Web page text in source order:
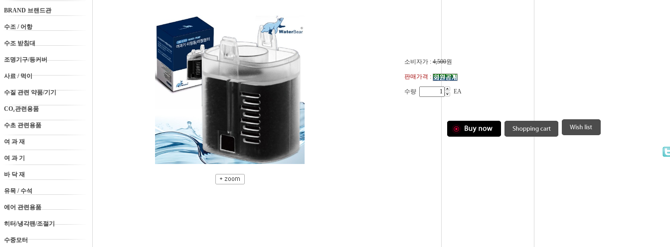
BRAND 브랜드관
수조 / 어항
수조 받침대
조명기구/등커버
사료 / 먹이
수질 관련 약품/기기
CO₂관련용품
수초 관련용품
여 과 재
여 과 기
바 닥 재
유목 / 수석
에어 관련용품
히터/냉각팬/조절기
수중모터
소비자가 : 4,500원
판매가격 :
수량 EA